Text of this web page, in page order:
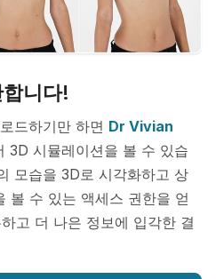
니다!
드하기만 하면 Dr Vivian
3D 시뮬레이션을 볼 수 있습
모습을 3D로 시각화하고 상
볼 수 있는 액세스 권한을 얻
고 더 나은 정보에 입각한 결